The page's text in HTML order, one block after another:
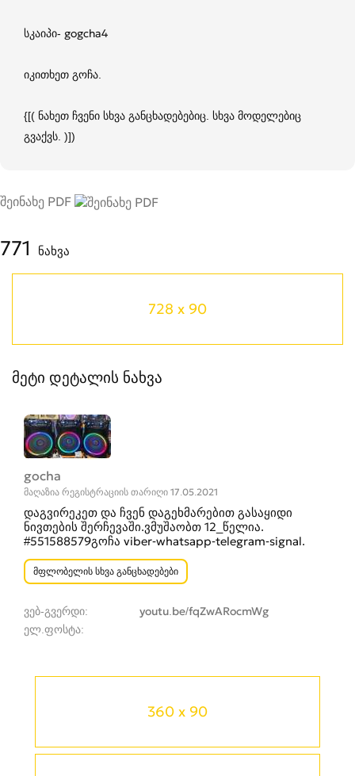
360 x 90
სკაიპი- gogcha4
იკითხეთ გოჩა.
{[( ნახეთ ჩვენი სხვა განცხადებებიც. სხვა მოდელებიც
გვაქვს. )])
შეინახე PDF
771 ნახვა
728 x 90
მეტი დეტალის ნახვა
gocha
მაღაზია რეგისტრაციის თარიღი 17.05.2021
დაგვირეკეთ და ჩვენ დაგეხმარებით გასაყიდი
ნივთების შერჩევაში.ვმუშაობთ 12_წელია.
#551588579გოჩა viber-whatsapp-telegram-signal.
მფლობელის სხვა განცხადებები
ვებ-გვერდი
youtu.be/fqZwARocmWg
ელ.ფოსტა